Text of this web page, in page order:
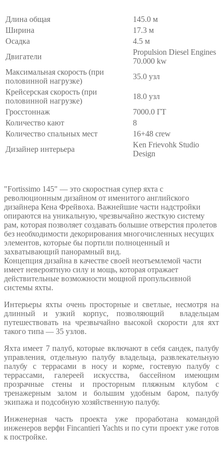
Длина общая
145.0 м
Ширина
17.3 м
Осадка
4.5 м
Двигатели
Propulsion Diesel Engines
70.000 kw
Максимальная скорость (при
половинной нагрузке)
35.0 узл
Крейсерская скорость (при
половинной нагрузке)
18.0 узл
Гросстоннаж
7000.0 ГТ
Количество кают
8
Количество спальных мест
16+48 crew
Дизайнер интерьера
Ken Frievohk Studio
Design
"Fortissimo 145" — это скоростная супер яхта с
революционным дизайном от именитого английского
дизайнера Кена Фрейвоха. Важнейшие части надстройки
опираются на уникальную, чрезвычайно жесткую систему
рам, которая позволяет создавать большие отверстия пролетов
без необходимости декорирования многочисленных несущих
элементов, которые бы портили полноценный и
захватывающий панорамный вид.
Концепция дизайна в качестве своей неотъемлемой части
имеет невероятную силу и мощь, которая отражает
действительные возможности мощной пропульсивной
системы яхты.
Интерьеры яхты очень просторные и светлые, несмотря на
длинный и узкий корпус, позволяющий владельцам
путешествовать на чрезвычайно высокой скорости для яхт
такого типа — 35 узлов.
Яхта имеет 7 палуб, которые включают в себя сандек, палубу
управления, отдельную палубу владельца, развлекательную
палубу с террасами в носу и корме, гостевую палубу с
террассами, галереей искусства, бассейном имеющим
прозрачные стены и просторным пляжным клубом с
тренажерным залом и большим удобным баром, палубу
экипажа и подсобную хозяйственную палубу.
Инженерная часть проекта уже проработана командой
инженеров верфи Fincantieri Yachts и по сути проект уже готов
к постройке.